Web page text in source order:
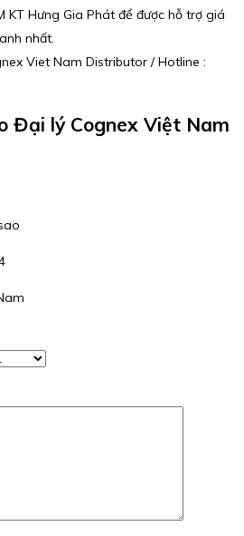
KT Hưng Gia Phát để được hỗ trợ giá
nhất.
Viet Nam Distributor / Hotline :
Đại lý Cognex Việt Nam